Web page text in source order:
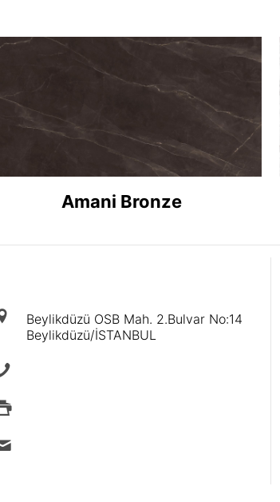
Amani Bronze
Beylikdüzü OSB Mah. 2.Bulvar No:14
Beylikdüzü/İSTANBUL